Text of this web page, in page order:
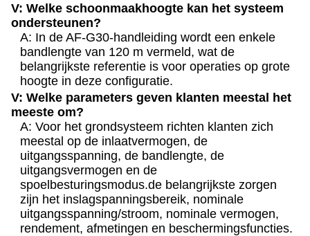
V: Welke schoonmaakhoogte kan het systeem
ondersteunen?
A: In de AF-G30-handleiding wordt een enkele
bandlengte van 120 m vermeld, wat de
belangrijkste referentie is voor operaties op grote
hoogte in deze configuratie.
V: Welke parameters geven klanten meestal het
meeste om?
A: Voor het grondsysteem richten klanten zich
meestal op de inlaatvermogen, de
uitgangsspanning, de bandlengte, de
uitgangsvermogen en de
spoelbesturingsmodus.de belangrijkste zorgen
zijn het inslagspanningsbereik, nominale
uitgangsspanning/stroom, nominale vermogen,
rendement, afmetingen en beschermingsfuncties.